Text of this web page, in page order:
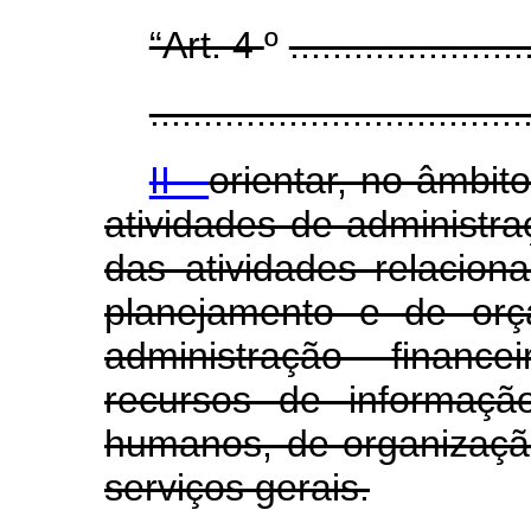
“Art. 4º
II -orientar, no
atividades de
das atividades
planejamento e de
administração
recursos de
humanos, de
serviços gerais.